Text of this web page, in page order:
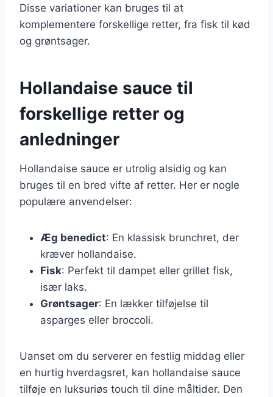
Disse variationer kan bruges til at
komplementere forskellige retter, fra fisk til kød
og grøntsager.
Hollandaise sauce til
forskellige retter og
anledninger
Hollandaise sauce er utrolig alsidig og kan
bruges til en bred vifte af retter. Her er nogle
populære anvendelser:
Æg benedict: En klassisk brunchret, der
kræver hollandaise.
Fisk: Perfekt til dampet eller grillet fisk,
især laks.
Grøntsager: En lækker tilføjelse til
asparges eller broccoli.
Uanset om du serverer en festlig middag eller
en hurtig hverdagsret, kan hollandaise sauce
tilføje en luksuriøs touch til dine måltider. Den